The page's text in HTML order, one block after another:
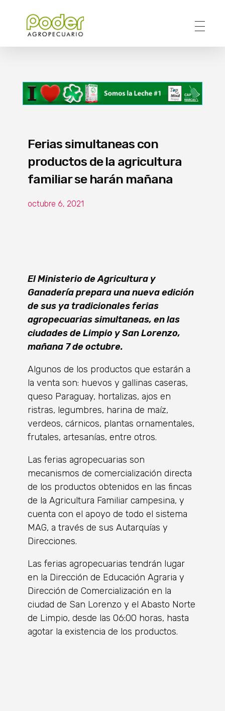
Ferias simultaneas con
productos de la agricultura
familiar se harán mañana
octubre 6, 2021
El Ministerio de Agricultura y
Ganadería prepara una nueva edición
de sus ya tradicionales ferias
agropecuarias simultaneas, en las
ciudades de Limpio y San Lorenzo,
mañana 7 de octubre.
Algunos de los productos que estarán a
la venta son: huevos y gallinas caseras,
queso Paraguay, hortalizas, ajos en
ristras, legumbres, harina de maíz,
verdeos, cárnicos, plantas ornamentales,
frutales, artesanías, entre otros.
Las ferias agropecuarias son
mecanismos de comercialización directa
de los productos obtenidos en las fincas
de la Agricultura Familiar campesina, y
cuenta con el apoyo de todo el sistema
MAG, a través de sus Autarquías y
Direcciones.
Las ferias agropecuarias tendrán lugar
en la Dirección de Educación Agraria y
Dirección de Comercialización en la
ciudad de San Lorenzo y el Abasto Norte
de Limpio, desde las 06:00 horas, hasta
agotar la existencia de los productos.